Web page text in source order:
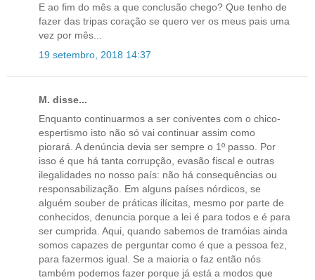
E ao fim do mês a que conclusão chego? Que tenho de
fazer das tripas coração se quero ver os meus pais uma
vez por mês...
19 setembro, 2018 14:37
M. disse...
Enquanto continuarmos a ser coniventes com o chico-
espertismo isto não só vai continuar assim como
piorará. A denúncia devia ser sempre o 1º passo. Por
isso é que há tanta corrupção, evasão fiscal e outras
ilegalidades no nosso país: não há consequências ou
responsabilização. Em alguns países nórdicos, se
alguém souber de práticas ilícitas, mesmo por parte de
conhecidos, denuncia porque a lei é para todos e é para
ser cumprida. Aqui, quando sabemos de tramóias ainda
somos capazes de perguntar como é que a pessoa fez,
para fazermos igual. Se a maioria o faz então nós
também podemos fazer porque já está a modos que